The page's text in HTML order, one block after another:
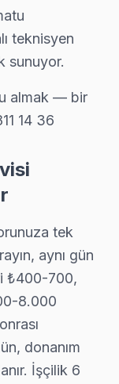
— Şile
teknisyen
sunuyor.
almak — bir
14 36
tek
aynı gün
₺400-700,
8.000
donanım
İşçilik 6